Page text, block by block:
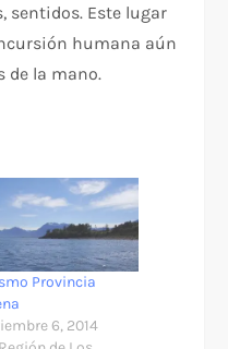
sentidos. Este lugar
humana aún
de la mano.
Provincia
6, 2014